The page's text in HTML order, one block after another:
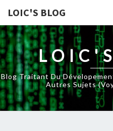
LOIC'S BLOG
Blog Traitant Du
Autres Sujets